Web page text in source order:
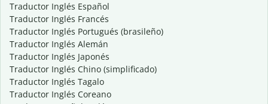
Traductor Inglés Español
Traductor Inglés Francés
Traductor Inglés Portugués (brasileño)
Traductor Inglés Alemán
Traductor Inglés Japonés
Traductor Inglés Chino (simplificado)
Traductor Inglés Tagalo
Traductor Inglés Coreano